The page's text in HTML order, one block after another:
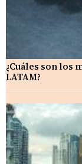
¿Cuáles son los
LATAM?